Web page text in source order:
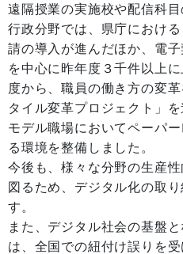
遠隔授業の実施校や配信科目
行政分野では、県庁におけ
請の導入が進んだほか、電
を中心に昨年度３千件以上
度から、職員の働き方の変
タイル変革プロジェクト」
モデル職場においてペーパ
る環境を整備しました。
今後も、様々な分野の生産
図るため、デジタル化の取
す。
また、デジタル社会の基盤
は、全国での紐付け誤りを